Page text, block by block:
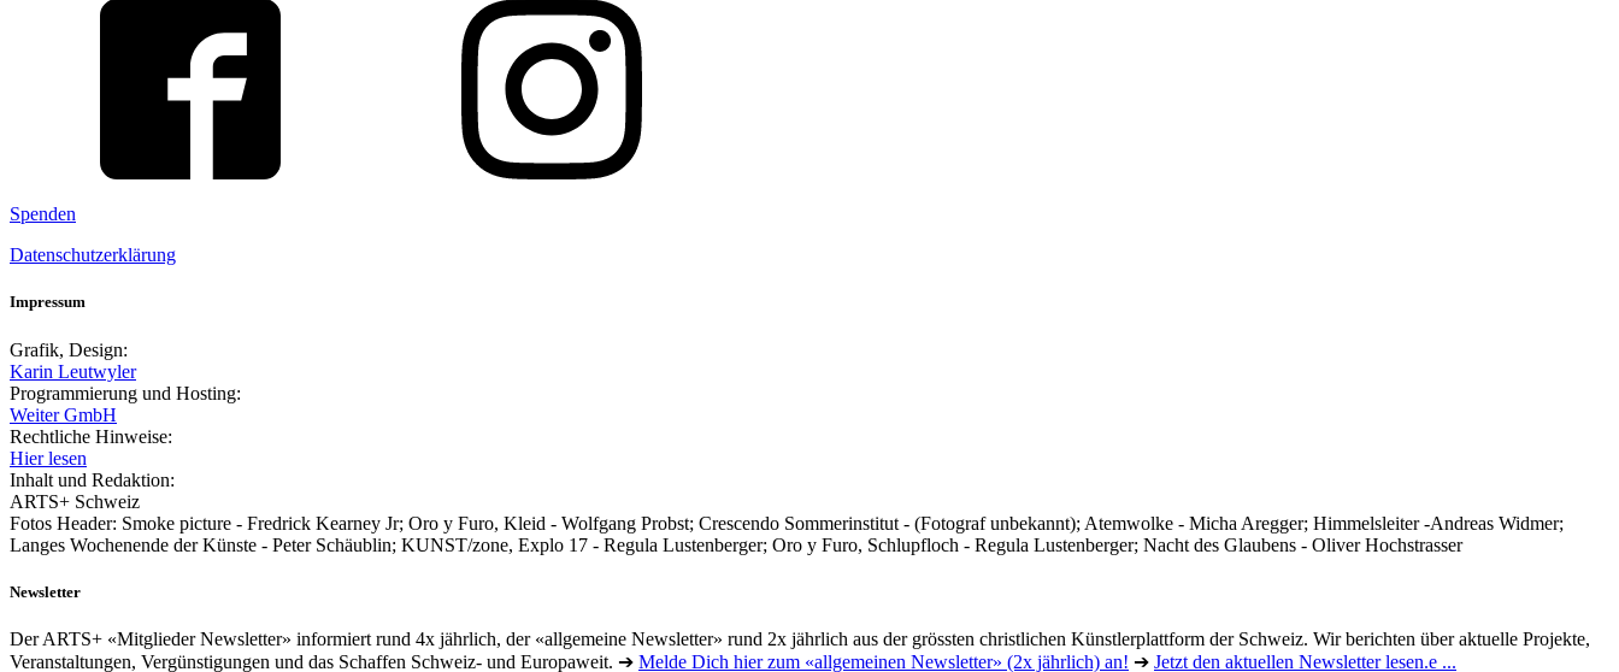
Spenden
Datenschutzerklärung
Impressum
Grafik, Design:
Karin Leutwyler
Programmierung und Hosting:
Weiter GmbH
Rechtliche Hinweise:
Hier lesen
Inhalt und Redaktion:
ARTS+ Schweiz
Fotos Header: Smoke picture - Fredrick Kearney Jr; Oro y Furo, Kleid - Wolfgang Probst; Crescendo Sommerinstitut - (Fotograf unbekannt); Atemwolke - Micha Aregger; Himmelsleiter -Andreas Widmer;
Langes Wochenende der Künste - Peter Schäublin; KUNST/zone, Explo 17 - Regula Lustenberger; Oro y Furo, Schlupfloch - Regula Lustenberger; Nacht des Glaubens - Oliver Hochstrasser
Newsletter
Der ARTS+ «Mitglieder Newsletter» informiert rund 4x jährlich, der «allgemeine Newsletter» rund 2x jährlich aus der grössten christlichen Künstlerplattform der Schweiz. Wir berichten über aktuelle Projekte,
Veranstaltungen, Vergünstigungen und das Schaffen Schweiz- und Europaweit. ➔ Melde Dich hier zum «allgemeinen Newsletter» (2x jährlich) an! ➔ Jetzt den aktuellen Newsletter lesen.e ...